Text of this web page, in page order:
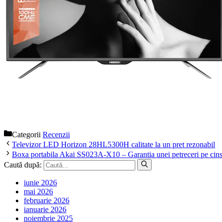
Categorii Recenzii
Televizor LED Horizon 28HL5300H calitate la un pret rezonabil
Boxa portabila Akai SS023A-X10 – Garantia unei petreceri pe
Caută după:
iunie 2026
mai 2026
februarie 2026
ianuarie 2026
noiembrie 2025